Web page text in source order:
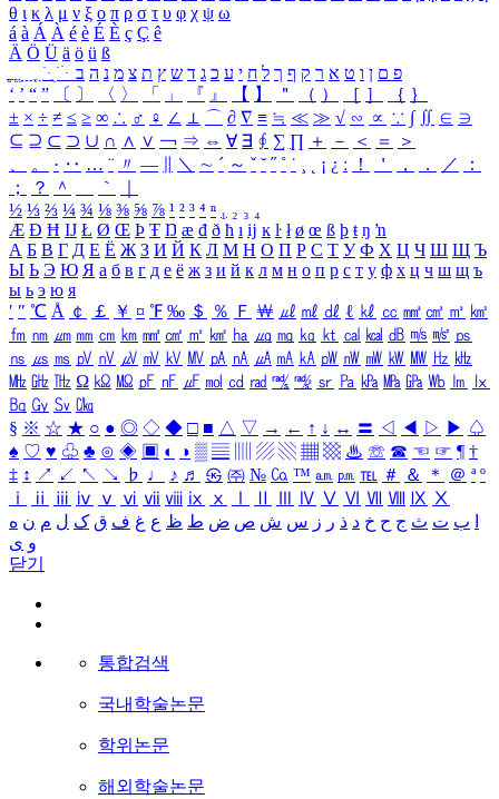
θ ι κ λ μ ν ξ ο π ρ σ τ υ φ χ ψ ω
á à Á À é è É È ç Ç ê
Ä Ö Ü ä ö ü ß
ִֶֹ ֻּ ׁׂ פ ם ן ו ט א ר ק ף ך ל ח י ע כ ג ד ש ץ ת צ מ נ ה ב
‘ ’ “ ” 〔 〕 〈 〉 「 」 『 』 【 】 ＂ （ ） ［ ］ ｛ ｝
± × ÷ ≠ ≤ ≥ ∞ ∴ ♂ ♀ ∠ ⊥ ⌒ ∂ ∇ ≡ ≒ ≪ ≫ √ ∽ ∝ ∵ ∫ ∬ ∈ ∋
⊆ ⊇ ⊂ ⊃ ∪ ∩ ∧ ∨ ￢ ⇒ ⇔ ∀ ∃ ∮ ∑ ∏ ＋ － ＜ ＝
＞
、
。 · ‥ … ¨ 〃 ― ＼ ∼ ´ ～ ˇ ˘ ˝ ˚ ˙ ¸ ¡ ¿ ː ！ ＇ ， ． ／
：
；
？ ＾ ｀
½ ⅓ ⅔ ¼ ¾ ⅛ ⅜ ⅝ ⅞ ¹ ² ³ ⁴ ⁿ ₁ ₂ ₃ ₄
Æ Ð Ħ Ĳ Ł Ø Œ Þ Ŧ Ŋ æ đ ð ħ ı ĳ ĸ ŀ ł ø œ ß þ ŧ ŋ ŉ
А Б В Г Д Е Ё Ж З И Й К Л М Н О П Р С Т У Ф Х Ц Ч Ш Щ Ъ
Ы Ь Э Ю Я а б в г д е ё ж з и й к л м н о п р с т у ф х ц ч ш щ ъ
ы ь э ю я
′ ″ ℃ Å ￠ ￡ ￥ ¤ ℉ ‰ ＄ ％ Ｆ ￦ ㎕ ㎖ ㎗ ℓ ㎘ ㏄ ㎣ ㎤ ㎥ ㎦
㎙ ㎚ ㎛ ㎜ ㎝ ㎞ ㎟ ㎠ ㎡ ㎢ ㏊ ㎍ ㎎ ㎏ ㏏ ㎈ ㎉ ㏈ ㎧ ㎨ ㎰
㎱ ㎲ ㎳ ㎴ ㎵ ㎶ ㎷ ㎸ ㎹ ㎀ ㎁ ㎂ ㎃ ㎄ ㎺ ㎻ ㎽ ㎾ ㎿ ㎐ ㎑
㎒ ㎓ ㎔ Ω ㏀ ㏁ ㎊ ㎋ ㎌ ㏖ ㏅ ㎭ ㎮ ㎯ ㏛ ㎩ ㎪ ㎫ ㎬ ㏝ ㏐
㏓
㏃ ㏉ ㏜ ㏆
§ ※ ☆ ★ ○ ● ◎ ◇ ◆ □ ■ △ ▽ → ← ↑ ↓ ↔ 〓 ◁ ◀ ▷ ▶ ♤
♠ ♡ ♥ ♧ ♣ ⊙ ◈ ▣ ◐ ◑ ▒ ▤ ▨ ▧ ▦ ▩ ♨ ☏ ☎ ☜ ☞ ¶ †
‡ ↕ ↗ ↙ ↖ ↘ ♭ ♩ ♪ ♬ ㉿ ㈜ № ㏇ ™ ㏂ ㏘ ℡ ＃ ＆ ＊ ＠ ª º
ⅰ
ⅱ ⅲ ⅳ ⅴ ⅵ ⅶ ⅷ ⅸ ⅹ Ⅳ Ⅴ Ⅵ Ⅶ Ⅷ Ⅸ Ⅹ
ب ت ث ج ح خ د ذ ر ز س ش ص ض ط ظ ع غ ف ق ک ل م ن ه
و ی
닫기
통합검색
국내학술논문
학위논문
해외학술논문